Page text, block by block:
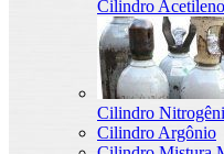
Cilindro Acetileno
Cilindro
Cilindro Argônio